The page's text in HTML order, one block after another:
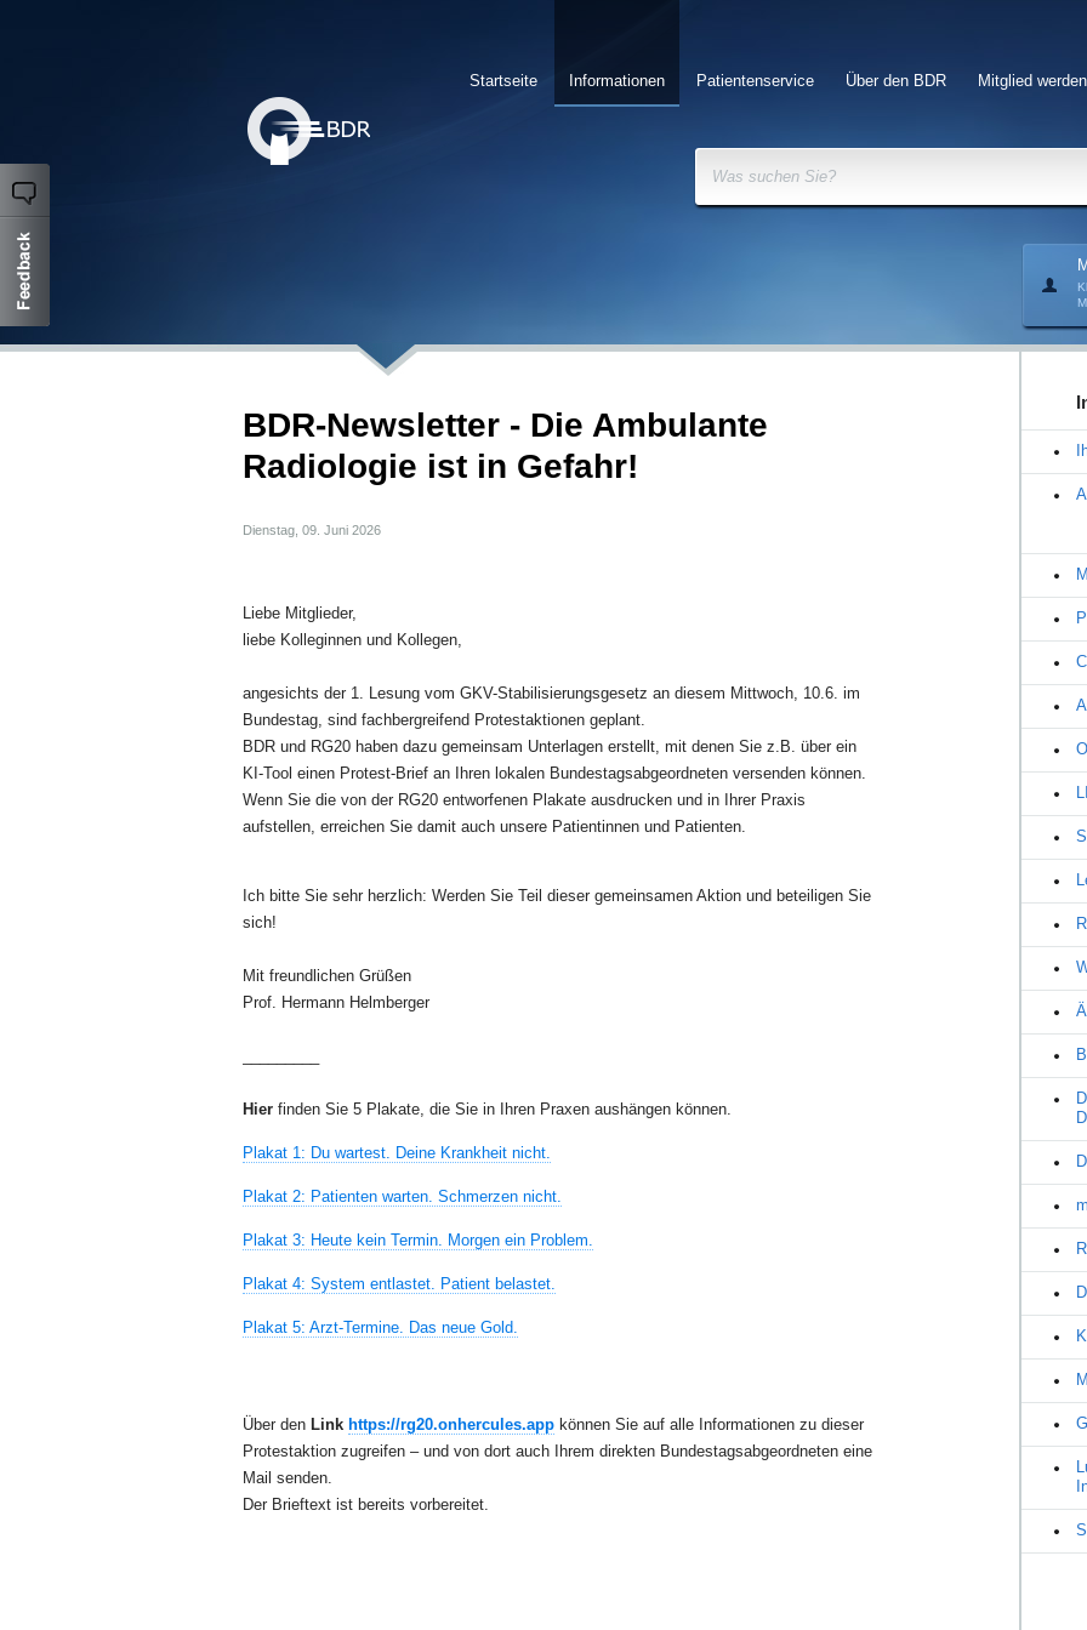
Mitglied werden
Über den BDR
Patientenservice
Informationen
Startseite
Was suchen Sie?
BDR-Newsletter - Die Ambulante
Radiologie ist in Gefahr!
Dienstag, 09. Juni 2026
Liebe Mitglieder,
liebe Kolleginnen und Kollegen,
angesichts der 1. Lesung vom GKV-Stabilisierungsgesetz an diesem Mittwoch, 10.6. im
Bundestag, sind fachbergreifend Protestaktionen geplant.
BDR und RG20 haben dazu gemeinsam Unterlagen erstellt, mit denen Sie z.B. über ein
KI-Tool einen Protest-Brief an Ihren lokalen Bundestagsabgeordneten versenden können.
Wenn Sie die von der RG20 entworfenen Plakate ausdrucken und in Ihrer Praxis
aufstellen, erreichen Sie damit auch unsere Patientinnen und Patienten.
Ich bitte Sie sehr herzlich: Werden Sie Teil dieser gemeinsamen Aktion und beteiligen Sie
sich!
Mit freundlichen Grüßen
Prof. Hermann Helmberger
Hier finden Sie 5 Plakate, die Sie in Ihren Praxen aushängen können.
Plakat 1: Du wartest. Deine Krankheit nicht.
Plakat 2: Patienten warten. Schmerzen nicht.
Plakat 3: Heute kein Termin. Morgen ein Problem.
Plakat 4: System entlastet. Patient belastet.
Plakat 5: Arzt-Termine. Das neue Gold.
Über den Link https://rg20.onhercules.app können Sie auf alle Informationen zu dieser
Protestaktion zugreifen – und von dort auch Ihrem direkten Bundestagsabgeordneten eine
Mail senden.
Der Brieftext ist bereits vorbereitet.